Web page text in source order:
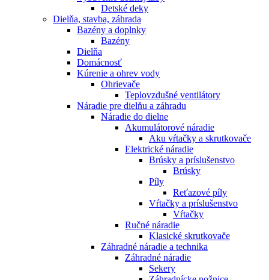
Detské deky
Dielňa, stavba, záhrada
Bazény a doplnky
Bazény
Dielňa
Domácnosť
Kúrenie a ohrev vody
Ohrievače
Teplovzdušné ventilátory
Náradie pre dielňu a záhradu
Náradie do dielne
Akumulátorové náradie
Aku vŕtačky a skrutkovače
Elektrické náradie
Brúsky a príslušenstvo
Brúsky
Píly
Reťazové píly
Vŕtačky a príslušenstvo
Vŕtačky
Ručné náradie
Klasické skrutkovače
Záhradné náradie a technika
Záhradné náradie
Sekery